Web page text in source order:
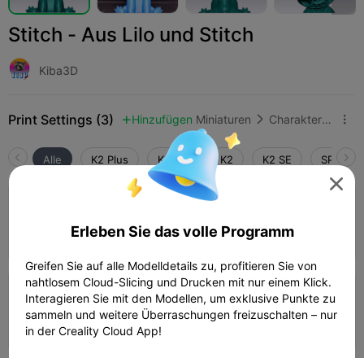
Stitch - Aus Lilo und Stitch
Kiba3D
Print Settings (3)  Hinzufügen Miniaturen  Charaktere & Kreaturen 
Alle K2 Plus K2 Pro K2 K2 SE SPARKX
 01h 28m  1 plates  30.72g
0,2 mm Schicht, 3 Wände, 15% Infill
 43m 56s  1 plates  14.58g

Erleben Sie das volle Programm
Greifen Sie auf alle Modelldetails zu, profitieren Sie von
nahtlosem Cloud-Slicing und Drucken mit nur einem Klick.
Interagieren Sie mit den Modellen, um exklusive Punkte zu
sammeln und weitere Überraschungen freizuschalten – nur
in der Creality Cloud App!